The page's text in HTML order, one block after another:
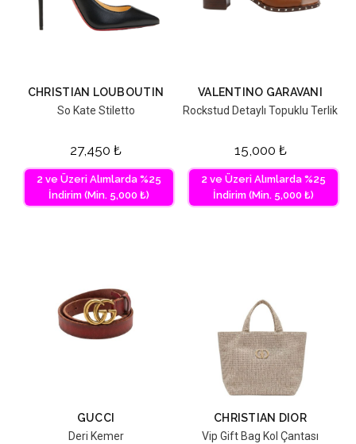
CHRISTIAN LOUBOUTIN
So Kate Stiletto
27,450 ₺
2 ve Üzeri Alımlarda %25
İndirim (Min. 5,000 ₺)
VALENTINO GARAVANI
Rockstud Detaylı Topuklu Terlik
15,000 ₺
2 ve Üzeri Alımlarda %25
İndirim (Min. 5,000 ₺)
GUCCI
Deri Kemer
CHRISTIAN DIOR
Vip Gift Bag Kol Çantası